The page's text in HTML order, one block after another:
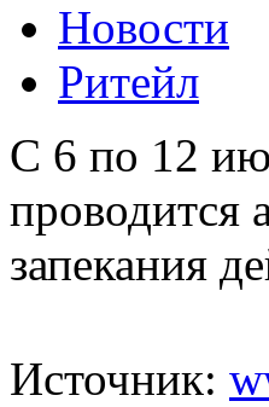
Новости
Ритейл
С 6 по 12
проводится
запекания
Источник: